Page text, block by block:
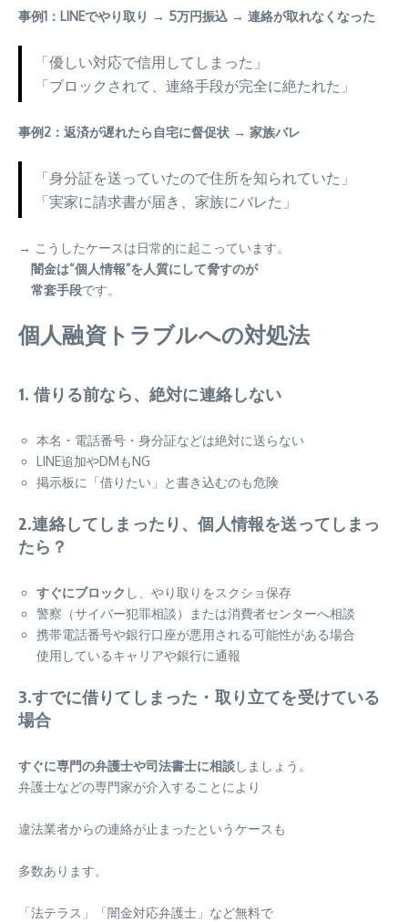
事例1：LINEでやり取り → 5万円振込 → 連絡が取れなくなった
「優しい対応で信用してしまった」
「ブロックされて、連絡手段が完全に絶たれた」
事例2：返済が遅れたら自宅に督促状 → 家族バレ
「身分証を送っていたので住所を知られていた」
「実家に請求書が届き、家族にバレた」
→ こうしたケースは日常的に起こっています。
闇金は“個人情報”を人質にして脅すのが
常套手段です。
個人融資トラブルへの対処法
1. 借りる前なら、 絶対に連絡しない
本名・電話番号・身分証などは絶対に送らない
LINE追加やDMもNG
掲示板に「借りたい」と書き込むのも危険
2.連絡してしまったり、個人情報を送ってしまっ
たら？
すぐにブロック し、やり取りをスクショ保存
警察（サイバー犯罪相談）または消費者センターへ相談
携帯電話番号や銀行口座が悪用される可能性がある場合
使用しているキャリアや銀行に通報
3.すでに借りてしまった・取り立てを受けている
場合
すぐに専門の弁護士や司法書士に相談しましょう。
弁護士などの専門家が介入することにより
違法業者からの連絡が止まったというケースも
多数あります。
「法テラス」「闇金対応弁護士」など無料で